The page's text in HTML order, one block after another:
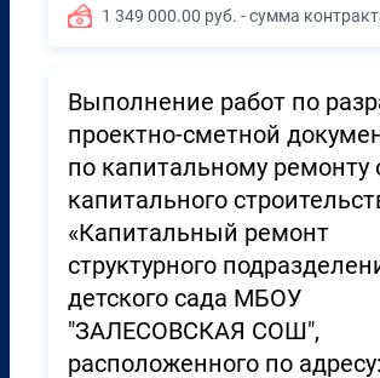
1 349 000.00 руб. - сумма
Выполнение работ по
проектно-сметной
по капитальному ремонту
капитального
«Капитальный ремонт
структурного
детского сада МБОУ
"ЗАЛЕСОВСКАЯ СОШ",
расположенного по адресу: